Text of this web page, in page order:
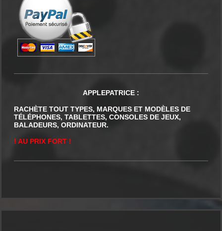
APPLEPATRICE :
RACHÈTE TOUT TYPES, MARQUES ET MODÈLES DE
TÉLÉPHONES, TABLETTES, CONSOLES DE JEUX,
BALADEURS, ORDINATEUR.
! AU PRIX FORT !